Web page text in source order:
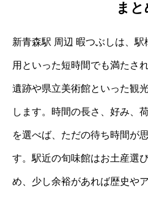
まと
新青森駅 周辺 暇つぶしは、駅
用といった短時間でも満たさ
遺跡や県立美術館といった観
します。時間の長さ、好み、
を選べば、ただの待ち時間が
す。駅近の旬味館はお土産選
め、少し余裕があれば歴史や